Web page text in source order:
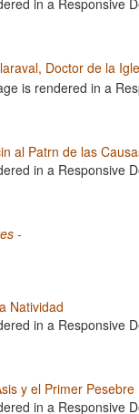
Doctor de la
al Patrn de las
-
Natividad
y el Primer Pesebre